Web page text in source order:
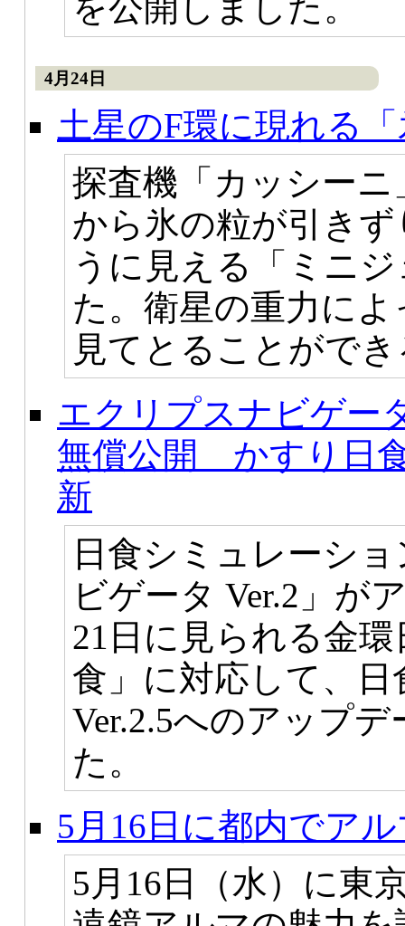
4月24日
土星のF環に現れる
探査機「カッシー
から氷の粒が引き
うに見える「ミニ
た。衛星の重力に
見てとることがで
エクリプスナビゲー
無償公開 かすり日
新
日食シミュレーシ
ビゲータ Ver.2」が
21日に見られる金
食」に対応して、
Ver.2.5へのアップ
た。
5月16日に都内でア
5月16日（水）に東